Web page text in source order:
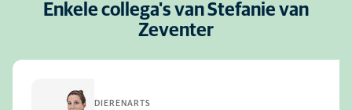
Enkele collega's van Stefanie van
Zeventer
DIERENARTS